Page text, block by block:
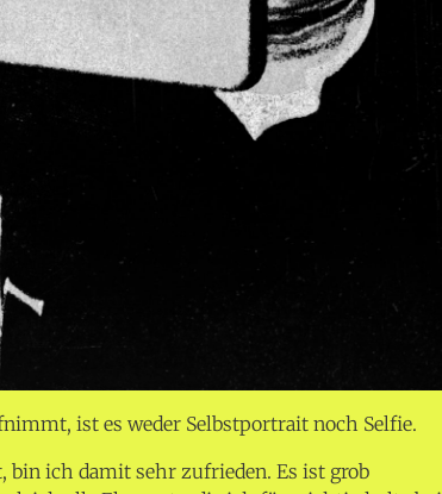
ist es weder Selbstportrait noch Selfie.
bin ich damit sehr zufrieden. Es ist grob